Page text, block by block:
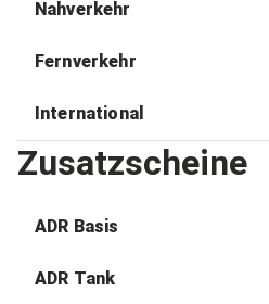
Nahverkehr
Fernverkehr
International
Zusatzscheine
ADR Basis
ADR Tank